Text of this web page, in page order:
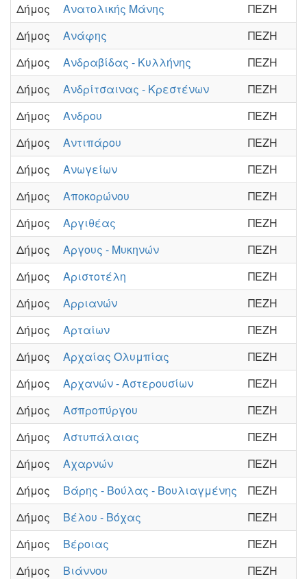
Δήμος
Ανατολικής Μάνης
ΠΕΖΗ
Δήμος
Ανάφης
ΠΕΖΗ
Δήμος
Ανδραβίδας - Κυλλήνης
ΠΕΖΗ
Δήμος
Ανδρίτσαινας - Κρεστένων
ΠΕΖΗ
Δήμος
Ανδρου
ΠΕΖΗ
Δήμος
Αντιπάρου
ΠΕΖΗ
Δήμος
Ανωγείων
ΠΕΖΗ
Δήμος
Αποκορώνου
ΠΕΖΗ
Δήμος
Αργιθέας
ΠΕΖΗ
Δήμος
Αργους - Μυκηνών
ΠΕΖΗ
Δήμος
Αριστοτέλη
ΠΕΖΗ
Δήμος
Αρριανών
ΠΕΖΗ
Δήμος
Αρταίων
ΠΕΖΗ
Δήμος
Αρχαίας Ολυμπίας
ΠΕΖΗ
Δήμος
Αρχανών - Αστερουσίων
ΠΕΖΗ
Δήμος
Ασπροπύργου
ΠΕΖΗ
Δήμος
Αστυπάλαιας
ΠΕΖΗ
Δήμος
Αχαρνών
ΠΕΖΗ
Δήμος
Βάρης - Βούλας - Βουλιαγμένης
ΠΕΖΗ
Δήμος
Βέλου - Βόχας
ΠΕΖΗ
Δήμος
Βέροιας
ΠΕΖΗ
Δήμος
Βιάννου ΠΕΖΗ